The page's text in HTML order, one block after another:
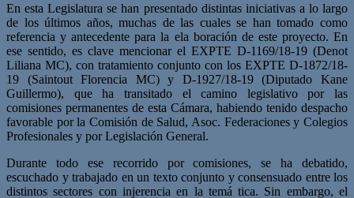
En esta Legislatura se han presentado distintas iniciativas a lo largo
de los últimos años, muchas de las cuales se han tomado como
referencia y antecedente para la ela­ boración de este proyecto. En
ese sentido, es clave mencionar el EXPTE D-1169/18-19 (Denot
Liliana MC), con tratamiento conjunto con los EXPTE D-1872/18-
19 (Saintout Florencia MC) y D-1927/18-19 (Diputado Kane
Guillermo), que ha transitado el camino legislativo por las
comisiones permanentes de esta Cámara, habiendo tenido despacho
favorable por la Comisión de Salud, Asoc. Federaciones y Colegios
Profesionales y por Legislación General.
Durante todo ese recorrido por comisiones, se ha debatido,
escuchado y trabajado en un texto conjunto y consensuado entre los
distintos sectores con injerencia en la temá­ tica. Sin embargo, el